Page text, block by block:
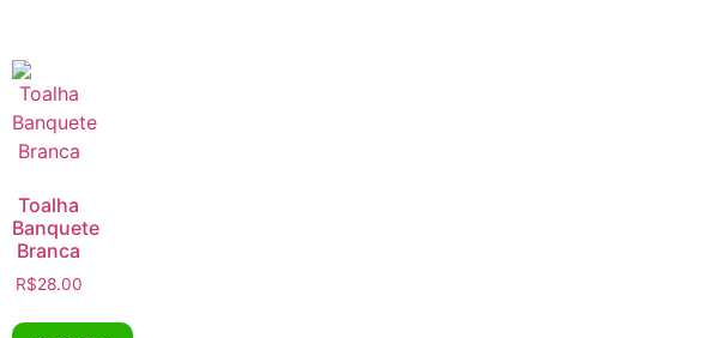
Toalha
Banquete
Branca
R$28.00